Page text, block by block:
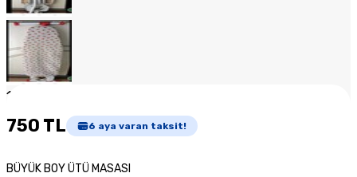
1
750 TL 6 aya varan taksit!
BÜYÜK BOY ÜTÜ MASASI